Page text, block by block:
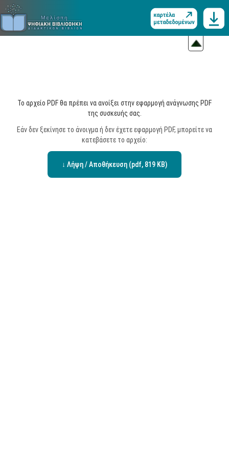
Το αρχείο PDF θα πρέπει να ανοίξει στην εφαρμογή ανάγνωσης PDF
της συσκευής σας.
Εάν δεν ξεκίνησε το άνοιγμα ή δεν έχετε εφαρμογή PDF, μπορείτε να
κατεβάσετε το αρχείο:
↓ Λήψη / Αποθήκευση (pdf, 819 KB)